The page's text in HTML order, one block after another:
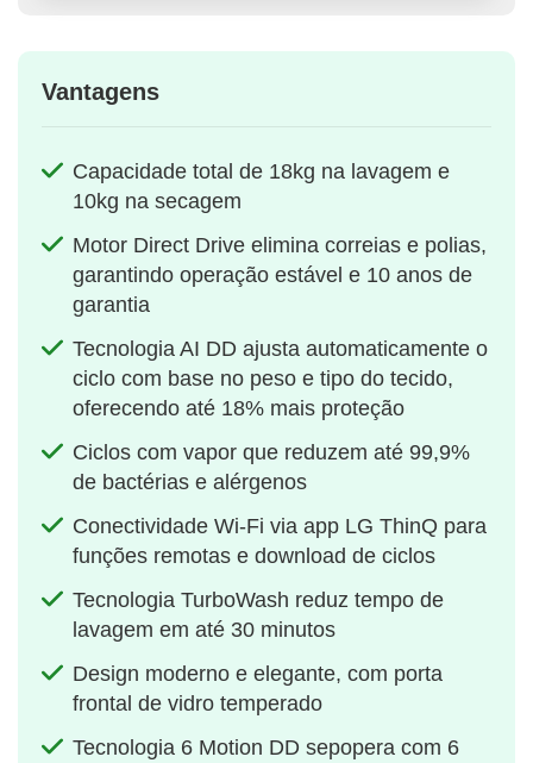
Vantagens
Capacidade total de 18kg na lavagem e
10kg na secagem
Motor Direct Drive elimina correias e polias,
garantindo operação estável e 10 anos de
garantia
Tecnologia AI DD ajusta automaticamente o
ciclo com base no peso e tipo do tecido,
oferecendo até 18% mais proteção
Ciclos com vapor que reduzem até 99,9%
de bactérias e alérgenos
Conectividade Wi-Fi via app LG ThinQ para
funções remotas e download de ciclos
Tecnologia TurboWash reduz tempo de
lavagem em até 30 minutos
Design moderno e elegante, com porta
frontal de vidro temperado
Tecnologia 6 Motion DD sepopera com 6